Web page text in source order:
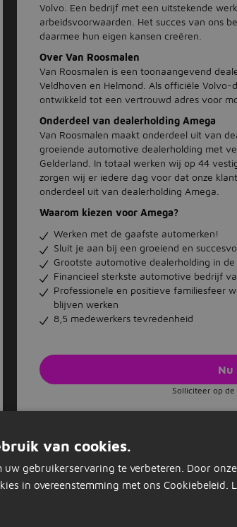
Volvo. Een bedrijf met een uitstekende
arbeidsvoorwaarden. Het succes van ons
daarmee hun eigen kansen creëren.
Over Van Roosmalen
Van Roosmalen is een toonaangevend
Veldhoven en Helmond. Als officiële Volvo-
ontwikkeld tot een vertrouwd adres voor
Onderdeel van dealerholding Amega
Van Roosmalen maakt onderdeel uit van
groeiende automotive dealerholding met
Gelderland. In totaal werken wij op 44
zorgen wij er iedere dag voor dat onze
onderdeel uit van dealerholding Amega.
Waarom kiezen voor Amega?
Werken met de gaafste automerken!
Sluit je aan bij een groeiend en
Grootste automotive dealerholding in de
Financieel sterkste automotive bedrijf
Professionele en positieve familiesfeer
blijven werken
8,5 medewerkers tevredenheid
Nu
Solliciteer op
van cookies.
uw gebruikerservaring te verbeteren. Door
in overeenstemming met ons Cookiebeleid.